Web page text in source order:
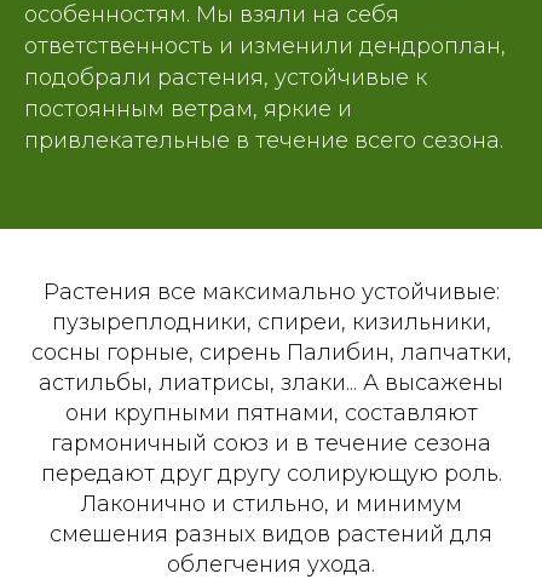
особенностям. Мы взяли на себя
ответственность и изменили дендроплан,
подобрали растения, устойчивые к
постоянным ветрам, яркие и
привлекательные в течение всего сезона.
Растения все максимально устойчивые:
пузыреплодники, спиреи, кизильники,
сосны горные, сирень Палибин, лапчатки,
астильбы, лиатрисы, злаки... А высажены
они крупными пятнами, составляют
гармоничный союз и в течение сезона
передают друг другу солирующую роль.
Лаконично и стильно, и минимум
смешения разных видов растений для
облегчения ухода.